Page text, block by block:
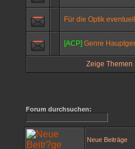
Für die Optik
[ACP] Genre
Zeige Themen
Forum durchsuchen:
Neue Beiträge